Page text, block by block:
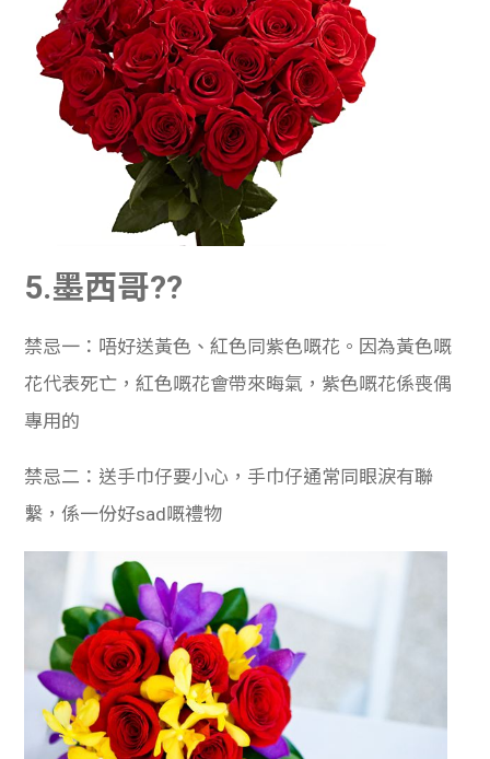
5.墨西哥??
禁忌一：唔好送黃色、紅色同紫色嘅花。因為黃色嘅
花代表死亡，紅色嘅花會帶來晦氣，紫色嘅花係喪偶
專用的
禁忌二：送手巾仔要小心，手巾仔通常同眼淚有聯
繫，係一份好sad嘅禮物